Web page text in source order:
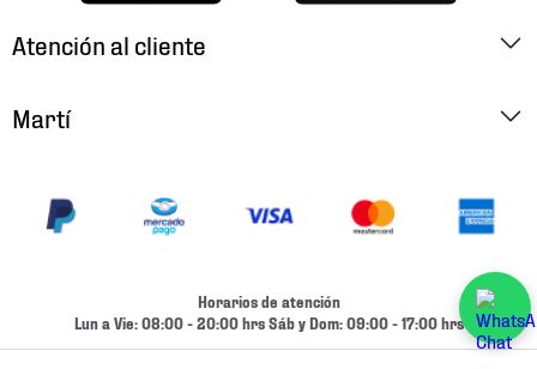
Atención al cliente
Cambios y Devoluciones
Martí
Ubica tu Tienda
Términos y Condiciones
Horarios de atención
Lun a Vie: 08:00 - 20:00 hrs Sáb y Dom: 09:00 - 17:00 hrs